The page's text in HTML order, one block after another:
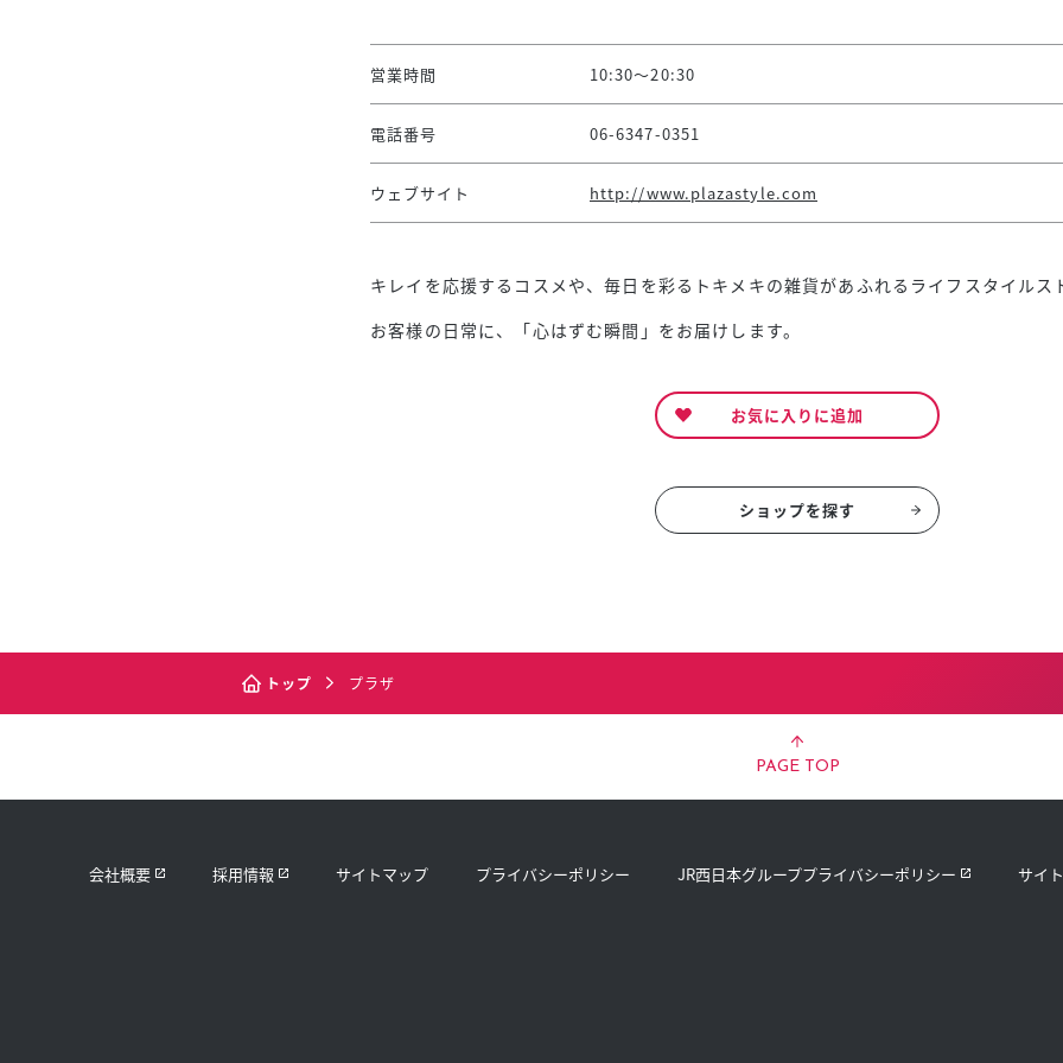
営業時間 10:30～20:30
電話番号 06-6347-0351
ウェブサイト http://www.plazastyle.com
キレイを応援するコスメや、毎日を彩るトキメキの雑貨があふれるライフスタイルス
お客様の日常に、「心はずむ瞬間」をお届けします。
お気に入りに追加
ショップを探す
トップ プラザ
PAGE TOP
会社概要 採用情報 サイトマップ プライバシーポリシー JR西日本グループプライバシーポリシー サイ